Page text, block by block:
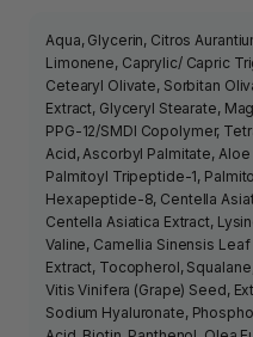
Aqua, Glycerin, Citros
Limonene, Caprylic/ Capric
Cetearyl Olivate, Sorbitan
Extract, Glyceryl Stearate,
PPG-12/SMDI Copolymer,
Acid, Ascorbyl Palmitate,
Palmitoyl Tripeptide-1,
Hexapeptide-8, Centella
Centella Asiatica Extract,
Valine, Camellia Sinensis
Extract, Tocopherol,
Vitis Vinifera (Grape) Seed,
Sodium Hyaluronate,